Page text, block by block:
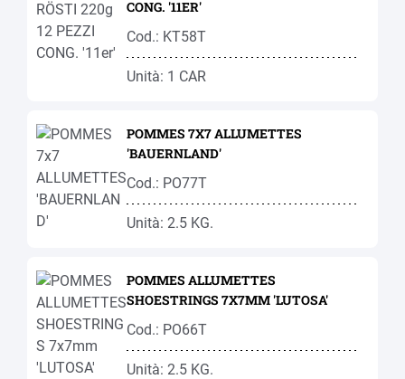
CONG. '11ER'
Cod.: KT58T
Unità: 1 CAR
POMMES 7X7 ALLUMETTES
'BAUERNLAND'
Cod.: PO77T
Unità: 2.5 KG.
POMMES ALLUMETTES
SHOESTRINGS 7X7MM 'LUTOSA'
Cod.: PO66T
Unità: 2.5 KG.